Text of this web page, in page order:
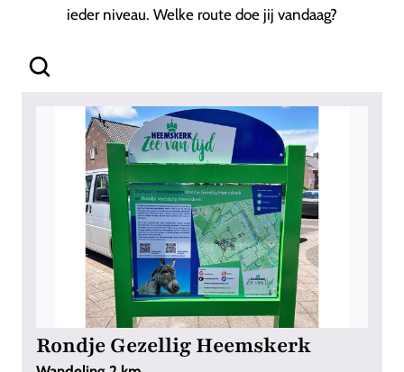
ieder niveau. Welke route doe jij vandaag?
Rondje Gezellig Heemskerk